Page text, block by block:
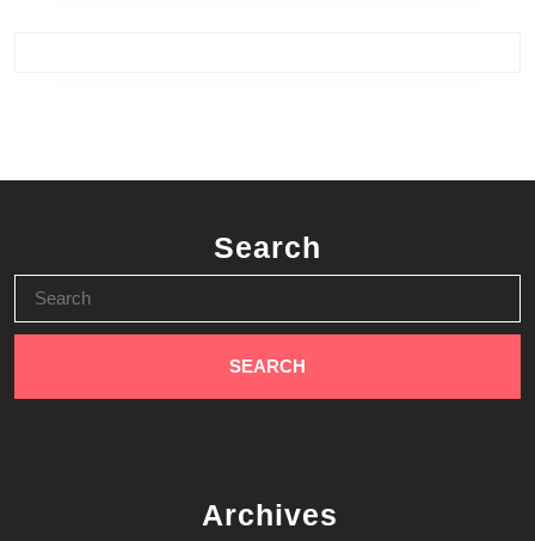
Search
for:
Archives